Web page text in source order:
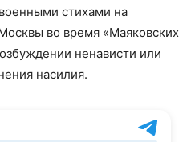
стихами на
во время «Маяковских
ненависти или
насилия.